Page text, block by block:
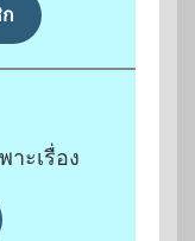
าะเรื่อง